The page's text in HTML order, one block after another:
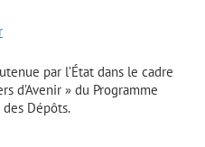
par l’État dans le cadre
d’Avenir » du Programme
Dépôts.